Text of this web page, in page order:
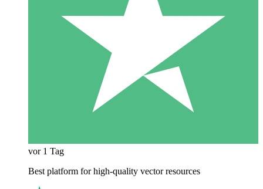
vor 1 Tag
Best platform for high-quality vector resources